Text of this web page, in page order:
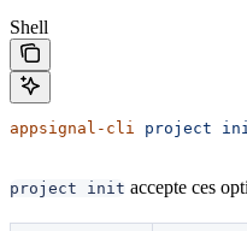
Shell
appsignal-cli project
project init accepte ces